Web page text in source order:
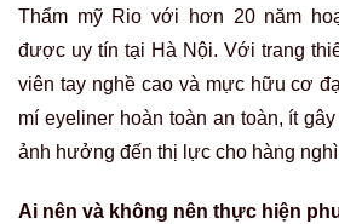
Thẩm mỹ Rio với hơn 20 năm
được uy tín tại Hà Nội. Với trang
viên tay nghề cao và mực hữu cơ
mí eyeliner hoàn toàn an toàn, ít
ảnh hưởng đến thị lực cho hàng
Ai nên và không nên thực hiện